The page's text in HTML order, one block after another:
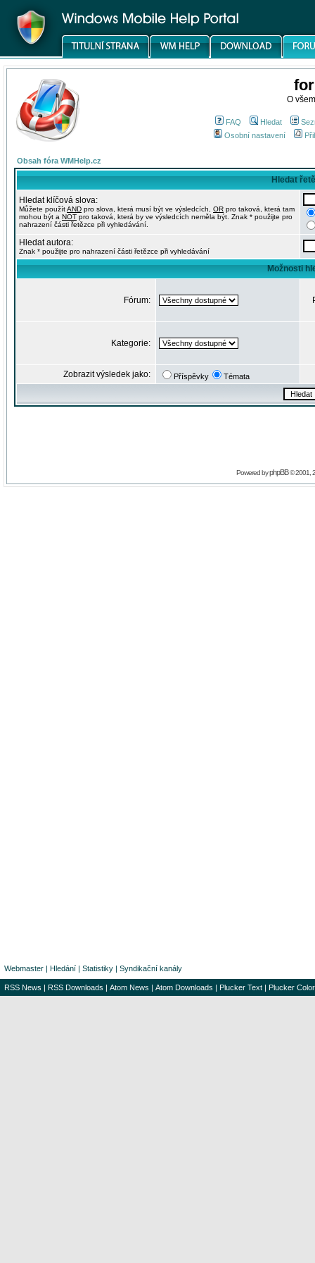
O
FAQ Hledat
Osobní nastavení
Obsah fóra WMHelp.cz
Hledat
Hledat klíčová slova:
Můžete použítAND pro slova, která musí být ve výsledcích, OR pro taková, která tam
mohou být a NOT pro taková, která by ve výsledcích neměla být. Znak * použijte pro
nahrazení části řetězce při vyhledávání.
Hledat autora:
Znak * použijte pro nahrazení části řetězce při vyhledávání
Možnosti
Fórum:
Kategorie:
Zobrazit výsledek jako: Příspěvky Témata
Powered byphpBB© 2001,
Webmaster | Hledání | Statistiky | Syndikační kanály
RSS News | RSS Downloads | Atom News | Atom Downloads | Plucker Text | Plucker Color